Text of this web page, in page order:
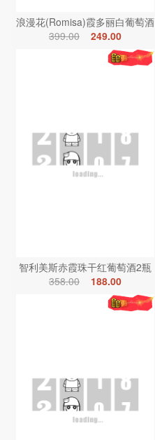
浪漫花(Romisa)霞多丽白葡萄酒
399.00
249.00
智利美斯赤霞珠干红葡萄酒2瓶
358.00
188.00